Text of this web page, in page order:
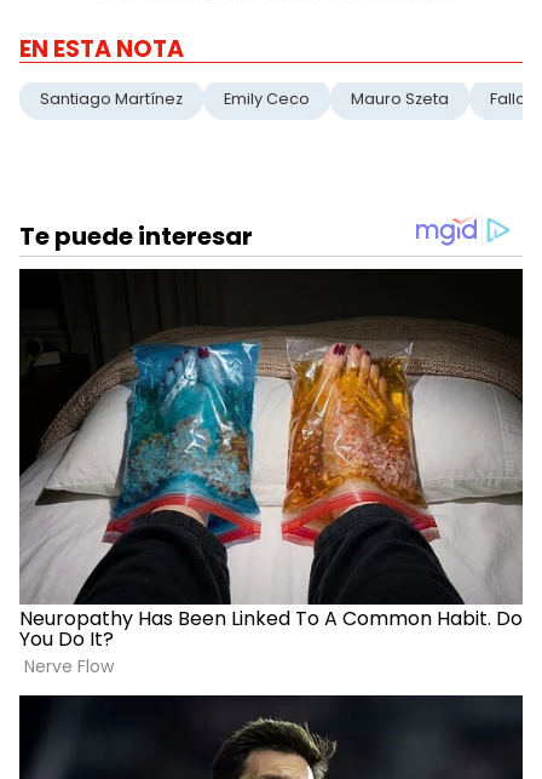
EN ESTA NOTA
Santiago Martínez Emily Ceco Mauro Szeta Fallo